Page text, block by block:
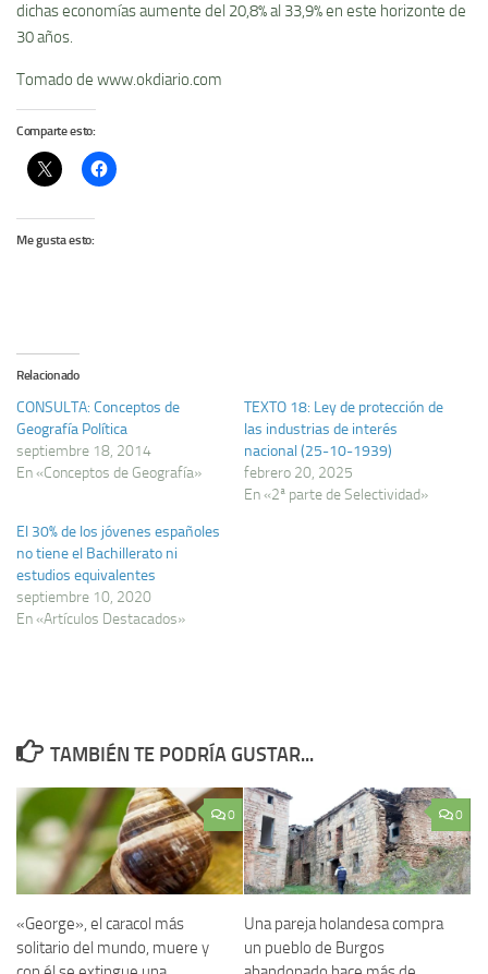
dichas economías aumente del 20,8% al 33,9% en este horizonte de
30 años.
Tomado de www.okdiario.com
Comparte esto:
Me gusta esto:
Relacionado
CONSULTA: Conceptos de
Geografí­a Polí­tica
septiembre 18, 2014
En «Conceptos de Geografía»
TEXTO 18: Ley de protección de
las industrias de interés
nacional (25-10-1939)
febrero 20, 2025
En «2ª parte de Selectividad»
El 30% de los jóvenes españoles
no tiene el Bachillerato ni
estudios equivalentes
septiembre 10, 2020
En «Artículos Destacados»
TAMBIÉN TE PODRÍA GUSTAR...
0
«George», el caracol más
solitario del mundo, muere y
0
Una pareja holandesa compra
un pueblo de Burgos